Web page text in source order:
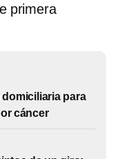
primera
para
cáncer